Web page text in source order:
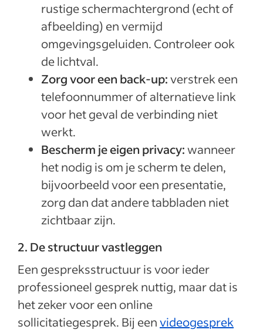
rustige schermachtergrond (echt of
afbeelding) en vermijd
omgevingsgeluiden. Controleer ook
de lichtval.
Zorg voor een back-up:verstrek een
telefoonnummer of alternatieve link
voor het geval de verbinding niet
werkt.
Bescherm je eigen privacy:wanneer
het nodig is om je scherm te delen,
bijvoorbeeld voor een presentatie,
zorg dan dat andere tabbladen niet
zichtbaar zijn.
2. De structuur vastleggen
Een gespreksstructuur is voor ieder
professioneel gesprek nuttig, maar dat is
het zeker voor een online
sollicitatiegesprek. Bij eenvideogesprek